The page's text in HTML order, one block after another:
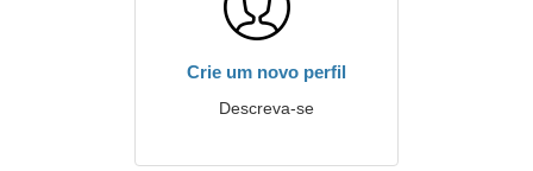
Crie um novo perfil
Descreva-se